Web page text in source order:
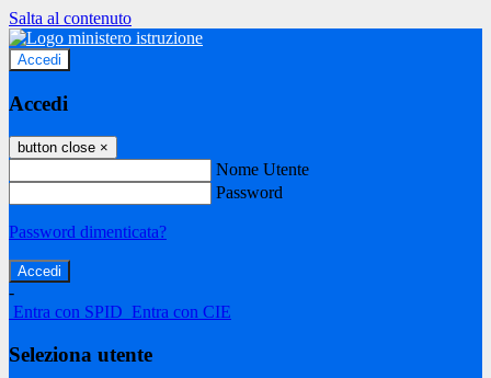
Salta al contenuto
Accedi
Accedi
button close ×
Nome Utente
Password
Password dimenticata?
-
Entra con SPID Entra con CIE
Seleziona utente